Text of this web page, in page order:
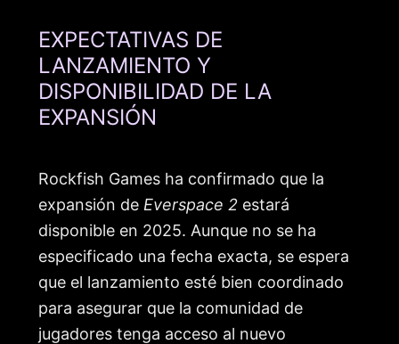
EXPECTATIVAS DE
LANZAMIENTO Y
DISPONIBILIDAD DE LA
EXPANSIÓN
Rockfish Games ha confirmado que la
expansión de Everspace 2 estará
disponible en 2025. Aunque no se ha
especificado una fecha exacta, se espera
que el lanzamiento esté bien coordinado
para asegurar que la comunidad de
jugadores tenga acceso al nuevo